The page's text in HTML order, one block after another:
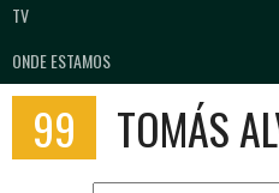
TV
ONDE ESTAMOS
99 TOMÁS